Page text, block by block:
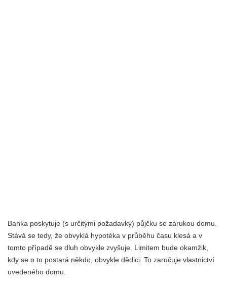
Banka poskytuje (s určitými požadavky) půjčku se zárukou domu.
Stává se tedy, že obvyklá hypotéka v průběhu času klesá a v
tomto případě se dluh obvykle zvyšuje. Limitem bude okamžik,
kdy se o to postará někdo, obvykle dědici. To zaručuje vlastnictví
uvedeného domu.